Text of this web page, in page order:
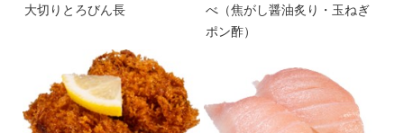
大切りとろびん長
べ（焦がし醤油炙り・玉ねぎ
ポン酢）